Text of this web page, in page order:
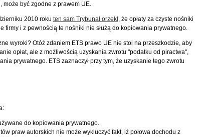
być zgodne z prawem UE.
2010 roku ten sam Trybunał orzekł, że opłaty za czyste nośniki
firmy i z pewnością te nośniki nie służą do kopiowania prywatnego.
wyroki? Otóż zdaniem ETS prawo UE nie stoi na przeszkodzie, aby
opłat, ale z możliwością uzyskania zwrotu "podatku od piractwa",
prywatnego. ETS zaznaczył przy tym, że uzyskanie tego zwrotu
do kopiowania prywatnego.
praw autorskich nie może wykluczyć fakt, iż połowa dochodu z